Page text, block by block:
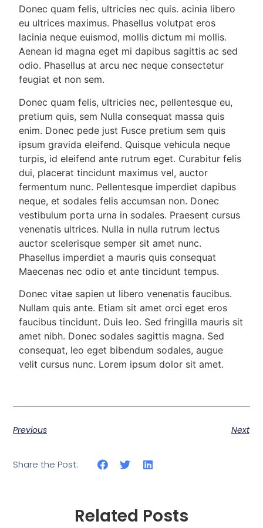
Donec quam felis, ultricies nec quis. acinia libero
eu ultrices maximus. Phasellus volutpat eros
lacinia neque euismod, mollis dictum mi mollis.
Aenean id magna eget mi dapibus sagittis ac sed
odio. Phasellus at arcu nec neque consectetur
feugiat et non sem.
Donec quam felis, ultricies nec, pellentesque eu,
pretium quis, sem Nulla consequat massa quis
enim. Donec pede just Fusce pretium sem quis
ipsum gravida eleifend. Quisque vehicula neque
turpis, id eleifend ante rutrum eget. Curabitur felis
dui, placerat tincidunt maximus vel, auctor
fermentum nunc. Pellentesque imperdiet dapibus
neque, et sodales felis accumsan non. Donec
vestibulum porta urna in sodales. Praesent cursus
venenatis ultrices. Nulla in nulla rutrum lectus
auctor scelerisque semper sit amet nunc.
Phasellus imperdiet a mauris quis consequat
Maecenas nec odio et ante tincidunt tempus.
Donec vitae sapien ut libero venenatis faucibus.
Nullam quis ante. Etiam sit amet orci eget eros
faucibus tincidunt. Duis leo. Sed fringilla mauris sit
amet nibh. Donec sodales sagittis magna. Sed
consequat, leo eget bibendum sodales, augue
velit cursus nunc. Lorem ipsum dolor sit amet.
Previous Next
Share the Post:
Related Posts